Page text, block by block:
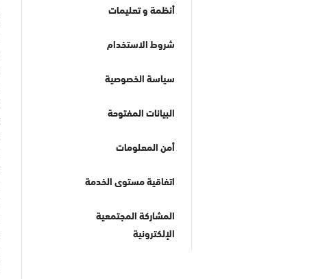
أنظمة و تعليمات
شروط الاستخدام
سياسة الخصوصية
البيانات المفتوحة
أمن المعلومات
اتفاقية مستوى الخدمة
المشاركة المجتمعية
الإلكترونية